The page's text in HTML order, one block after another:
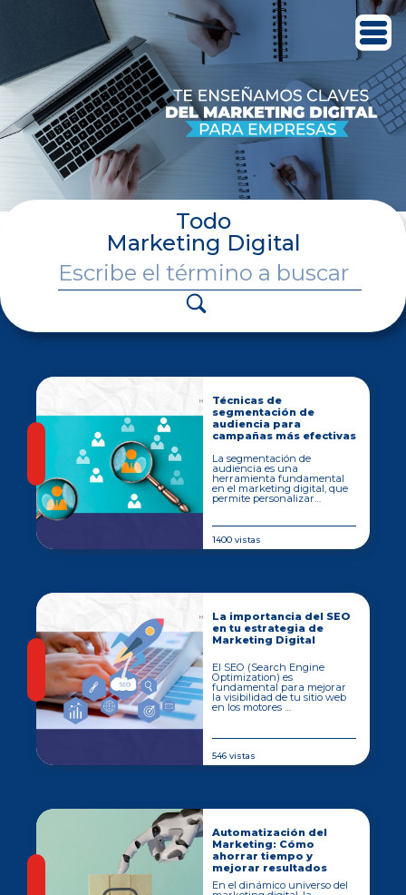
Todo
Marketing Digital
Técnicas de
segmentación de
audiencia para
campañas más efectivas
La segmentación de
audiencia es una
herramienta fundamental
en el marketing digital, que
permite personalizar…
1400 vistas
La importancia del SEO
en tu estrategia de
Marketing Digital
El SEO (Search Engine
Optimization) es
fundamental para mejorar
la visibilidad de tu sitio web
en los motores …
546 vistas
Automatización del
Marketing: Cómo
ahorrar tiempo y
mejorar resultados
En el dinámico universo del